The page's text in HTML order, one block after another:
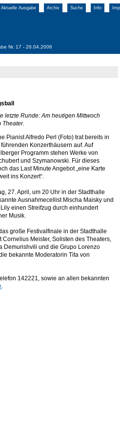
Aktuelle Ausgabe Archiv Suche Info
Nr. 17 - 26.04.2006
letzte Runde: Am heutigen Mittwoch
Theater.
Pianist Alfredo Perl (Foto) trat bereits in
Konzerthäusern auf. Auf
Programm stehen Werke von
und Szymanowski. Für dieses
das Last Minute Angebot „eine Karte
ins Konzert“.
27. April, um 20 Uhr in der Stadthalle
Ausnahmecellist Mischa Maisky und
einen Streifzug durch einhundert
Musik.
große Festivalfinale in der Stadthalle
Meister, Solisten des Theaters,
Demurishvili und die Grupo Lorenzo
bekannte Moderatorin Tita von
142221, sowie an allen bekannten
.